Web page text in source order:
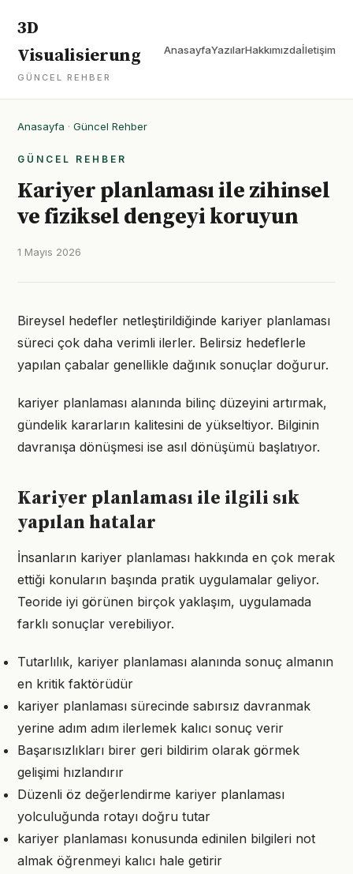
3D
Visualisierung
GÜNCEL REHBER
AnasayfaYazılarHakkımızdaİletişim
Anasayfa · Güncel Rehber
GÜNCEL REHBER
Kariyer planlaması ile zihinsel
ve fiziksel dengeyi koruyun
1 Mayıs 2026
Bireysel hedefler netleştirildiğinde kariyer planlaması
süreci çok daha verimli ilerler. Belirsiz hedeflerle
yapılan çabalar genellikle dağınık sonuçlar doğurur.
kariyer planlaması alanında bilinç düzeyini artırmak,
gündelik kararların kalitesini de yükseltiyor. Bilginin
davranışa dönüşmesi ise asıl dönüşümü başlatıyor.
Kariyer planlaması ile ilgili sık
yapılan hatalar
İnsanların kariyer planlaması hakkında en çok merak
ettiği konuların başında pratik uygulamalar geliyor.
Teoride iyi görünen birçok yaklaşım, uygulamada
farklı sonuçlar verebiliyor.
Tutarlılık, kariyer planlaması alanında sonuç almanın
en kritik faktörüdür
kariyer planlaması sürecinde sabırsız davranmak
yerine adım adım ilerlemek kalıcı sonuç verir
Başarısızlıkları birer geri bildirim olarak görmek
gelişimi hızlandırır
Düzenli öz değerlendirme kariyer planlaması
yolculuğunda rotayı doğru tutar
kariyer planlaması konusunda edinilen bilgileri not
almak öğrenmeyi kalıcı hale getirir